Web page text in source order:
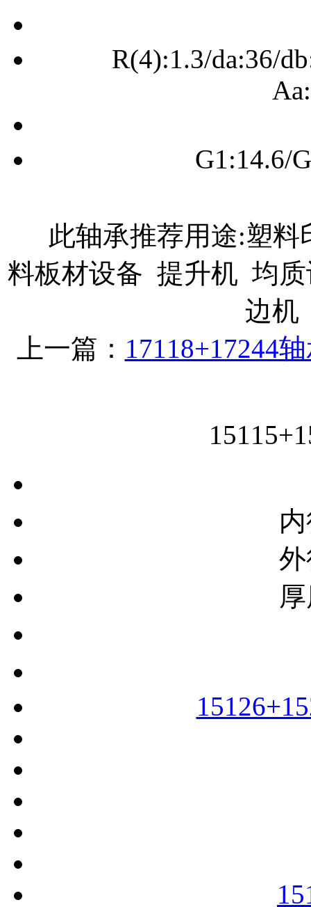
R(4):1.3/da:36/
G1:14.6/
此轴承推荐用途:塑料
料板材设备 提升机 均
边
上一篇： 17118+17244